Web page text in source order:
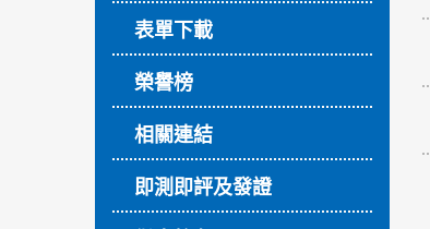
表單下載
榮譽榜
相關連結
即測即評及發證